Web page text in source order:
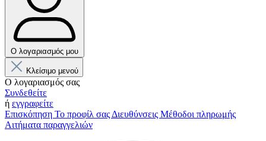
Ο λογαριασμός μου
Κλείσιμο μενού
Ο λογαριασμός σας
Συνδεθείτε
ή εγγραφείτε
Επισκόπηση Το προφίλ σας Διευθύνσεις Μέθοδοι πληρωμής
Αιτήματα παραγγελιών